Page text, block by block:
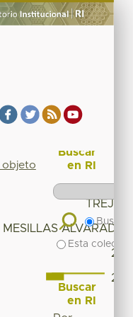
objeto
TREJO
MESILLAS
Buscar
en RI
Buscar
Esta
Buscar
en RI